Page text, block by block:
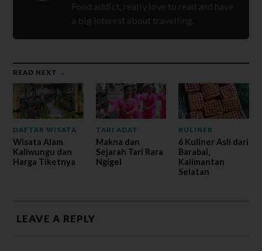
Food addict, really love to read and have
a big interest about travelling.
READ NEXT →
DAFTAR WISATA
Wisata Alam
Kaliwungu dan
Harga Tiketnya
TARI ADAT
Makna dan
Sejarah Tari Rara
Ngigel
KULINER
6 Kuliner Asli dari
Barabai,
Kalimantan
Selatan
LEAVE A REPLY